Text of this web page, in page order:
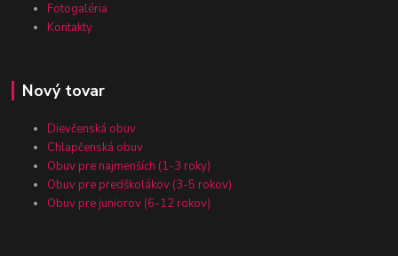
Fotogaléria
Kontakty
Nový tovar
Dievčenská obuv
Chlapčenská obuv
Obuv pre najmenších (1-3 roky)
Obuv pre predškolákov (3-5 rokov)
Obuv pre juniorov (6-12 rokov)